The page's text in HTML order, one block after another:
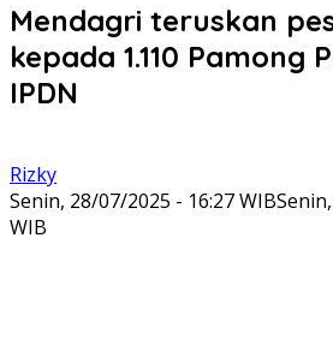
Mendagri teruskan
kepada 1.110 Pamong
IPDN
Rizky
Senin, 28/07/2025 - 16:27 WIB
WIB